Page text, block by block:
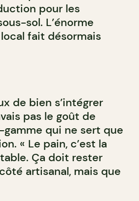
pour les
sol. L’énorme
fait désormais
de bien s’intégrer
pas le goût de
qui ne sert que
« Le pain, c’est la
Ça doit rester
artisanal, mais que